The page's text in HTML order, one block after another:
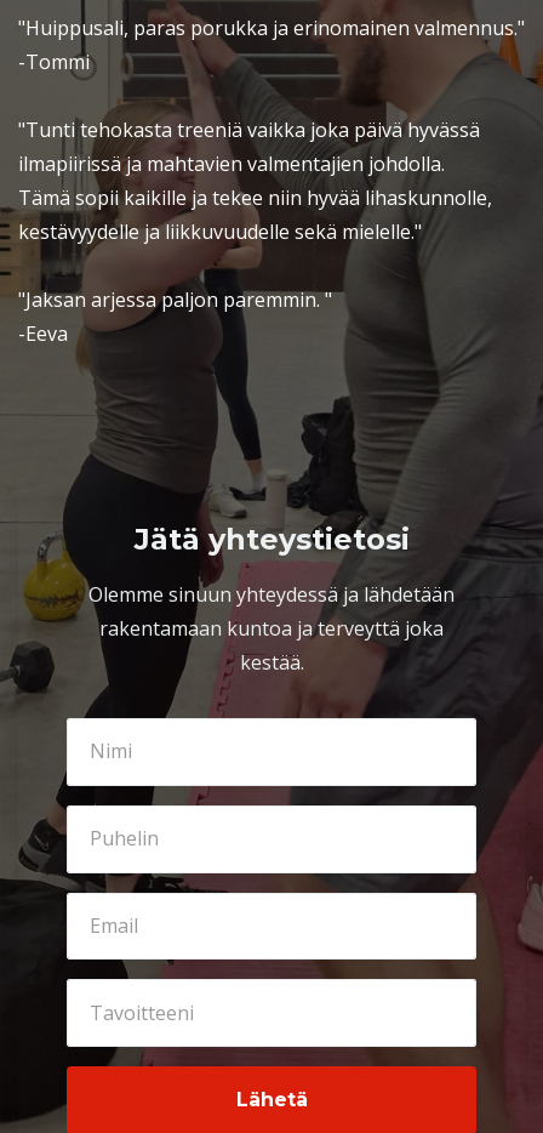
"Huippusali, paras porukka ja erinomainen valmennus."
-Tommi
"Tunti tehokasta treeniä vaikka joka päivä hyvässä
ilmapiirissä ja mahtavien valmentajien johdolla.
Tämä sopii kaikille ja tekee niin hyvää lihaskunnolle,
kestävyydelle ja liikkuvuudelle sekä mielelle."
"Jaksan arjessa paljon paremmin. "
-Eeva
Jätä yhteystietosi
Olemme sinuun yhteydessä ja lähdetään
rakentamaan kuntoa ja terveyttä joka
kestää.
Lähetä